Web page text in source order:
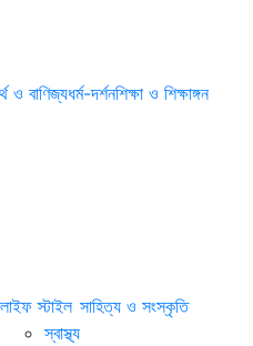
ও বাণিজ্যধর্ম-দর্শনশিক্ষা ও শিক্ষাঙ্গন
লাইফ স্টাইল
স্বাস্থ্য
সাহিত্য ও সংস্কৃতি